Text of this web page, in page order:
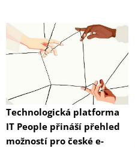
Technologická platforma
IT People přináší přehled
možností pro české e-